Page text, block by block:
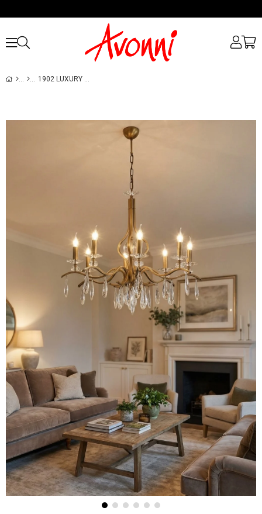
1902 LUXURY AVIZE